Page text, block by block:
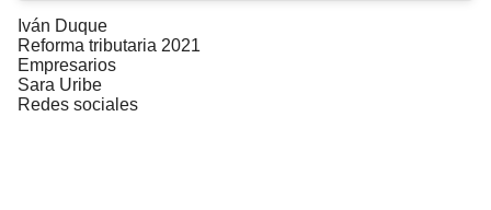
Iván Duque
Reforma tributaria 2021
Empresarios
Sara Uribe
Redes sociales